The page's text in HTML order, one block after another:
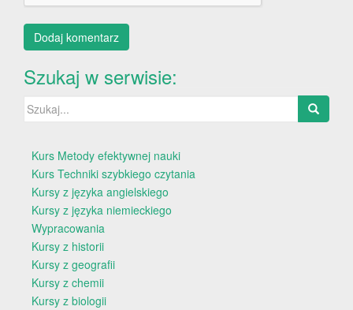
Szukaj w serwisie:
Szukaj:
Kurs Metody efektywnej nauki
Kurs Techniki szybkiego czytania
Kursy z języka angielskiego
Kursy z języka niemieckiego
Wypracowania
Kursy z historii
Kursy z geografii
Kursy z chemii
Kursy z biologii